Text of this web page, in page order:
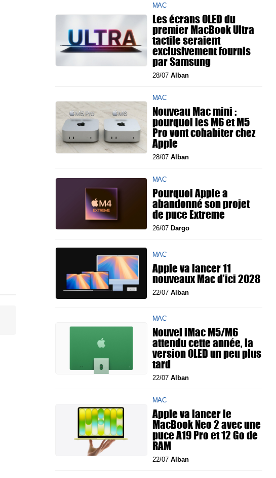
MAC
Les écrans OLED du
premier MacBook Ultra
tactile seraient
exclusivement fournis
par Samsung
28/07 Alban
MAC
Nouveau Mac mini :
pourquoi les M6 et M5
Pro vont cohabiter chez
Apple
28/07 Alban
MAC
Pourquoi Apple a
abandonné son projet
de puce Extreme
26/07 Dargo
MAC
Apple va lancer 11
nouveaux Mac d’ici 2028
22/07 Alban
MAC
Nouvel iMac M5/M6
attendu cette année, la
version OLED un peu plus
tard
22/07 Alban
MAC
Apple va lancer le
MacBook Neo 2 avec une
puce A19 Pro et 12 Go de
RAM
22/07 Alban